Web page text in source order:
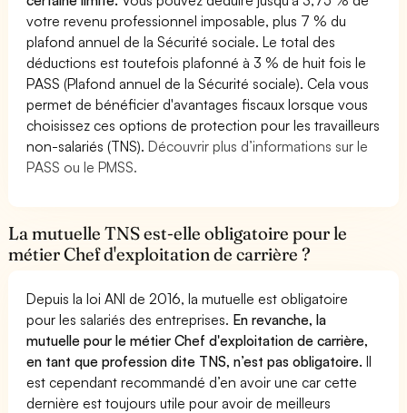
votre revenu professionnel imposable, plus 7 % du
plafond annuel de la Sécurité sociale. Le total des
déductions est toutefois plafonné à 3 % de huit fois le
PASS (Plafond annuel de la Sécurité sociale). Cela vous
permet de bénéficier d'avantages fiscaux lorsque vous
choisissez ces options de protection pour les travailleurs
non-salariés (TNS).Découvrir plus d’informations sur le
PASS ou le PMSS.
La mutuelle TNS est-elle obligatoire pour le
métier Chef d'exploitation de carrière ?
Depuis la loi ANI de 2016, la mutuelle est obligatoire
pour les salariés des entreprises. En revanche, la
mutuelle pour le métier Chef d'exploitation de carrière,
en tant que profession dite TNS, n’est pas obligatoire.Il
est cependant recommandé d’en avoir une car cette
dernière est toujours utile pour avoir de meilleurs